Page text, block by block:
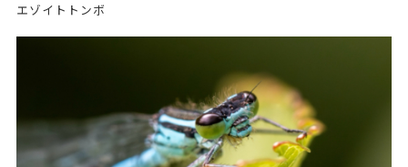
エゾイトトンボ